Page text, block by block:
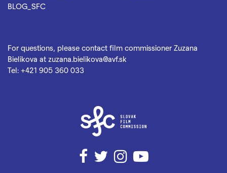
BLOG_SFC
For questions, please contact film commissioner Zuzana
Bielikova at zuzana.bielikova@avf.sk
Tel: +421 905 360 033
Facebook
TwitterInstagramYouTube